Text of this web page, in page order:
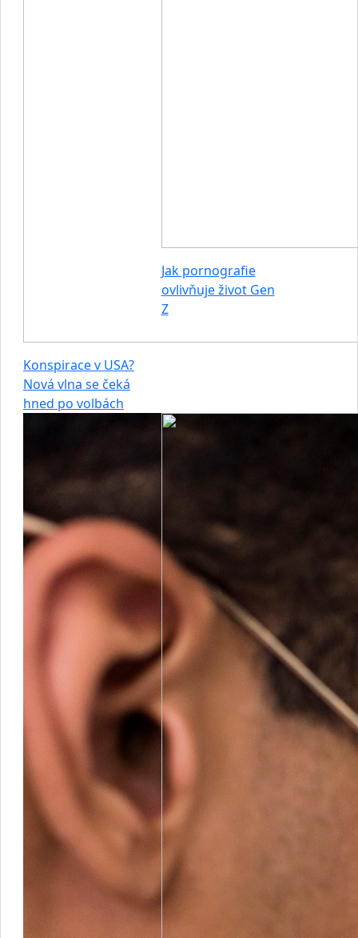
Konspirace v USA?
Nová vlna se čeká
hned po volbách
Jak pornografie
ovlivňuje život Gen
Z